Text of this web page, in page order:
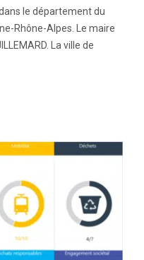
le département du
Rhône-Alpes. Le maire
La ville de